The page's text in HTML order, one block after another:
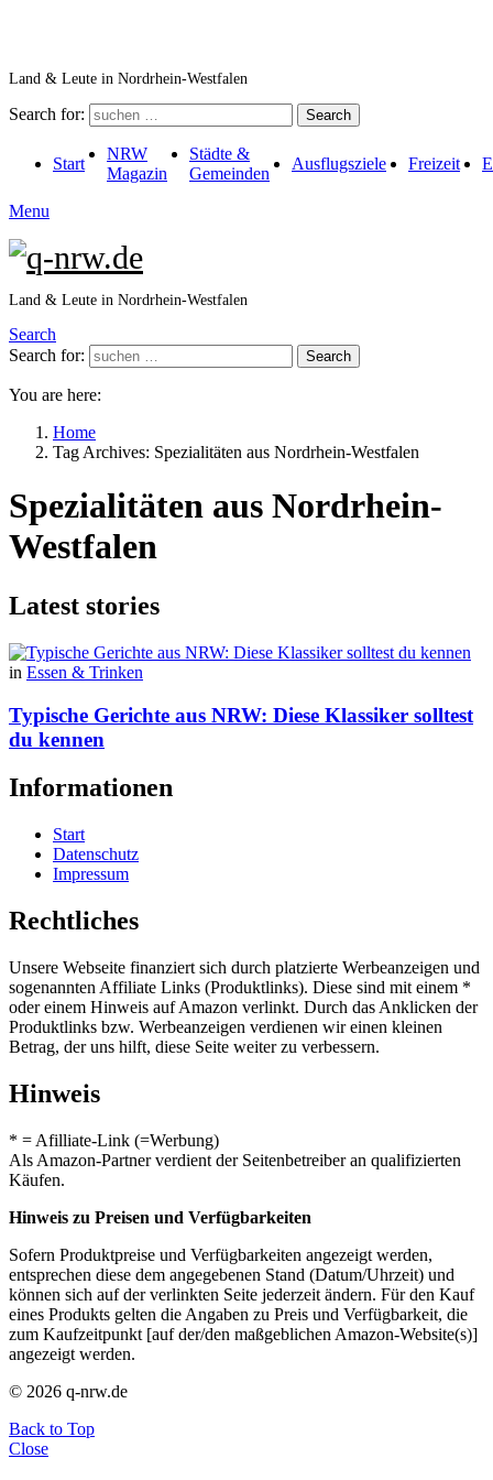
Land & Leute in Nordrhein-Westfalen
Search for: Search
Start
NRW
Magazin
Städte &
Gemeinden
Ausflugsziele Freizeit
Menu
Land & Leute in Nordrhein-Westfalen
Search
Search for:
Search
You are here:
Home
Tag Archives: Spezialitäten aus Nordrhein-Westfalen
Spezialitäten aus Nordrhein-
Westfalen
Latest stories
in Essen & Trinken
Typische Gerichte aus NRW: Diese Klassiker solltest
du kennen
Informationen
Start
Datenschutz
Impressum
Rechtliches
Unsere Webseite finanziert sich durch platzierte Werbeanzeigen und
sogenannten Affiliate Links (Produktlinks). Diese sind mit einem *
oder einem Hinweis auf Amazon verlinkt. Durch das Anklicken der
Produktlinks bzw. Werbeanzeigen verdienen wir einen kleinen
Betrag, der uns hilft, diese Seite weiter zu verbessern.
Hinweis
* = Afilliate-Link (=Werbung)
Als Amazon-Partner verdient der Seitenbetreiber an qualifizierten
Käufen.
Hinweis zu Preisen und Verfügbarkeiten
Sofern Produktpreise und Verfügbarkeiten angezeigt werden,
entsprechen diese dem angegebenen Stand (Datum/Uhrzeit) und
können sich auf der verlinkten Seite jederzeit ändern. Für den Kauf
eines Produkts gelten die Angaben zu Preis und Verfügbarkeit, die
zum Kaufzeitpunkt [auf der/den maßgeblichen Amazon-Website(s)]
angezeigt werden.
© 2026 q-nrw.de
Back to Top
Close